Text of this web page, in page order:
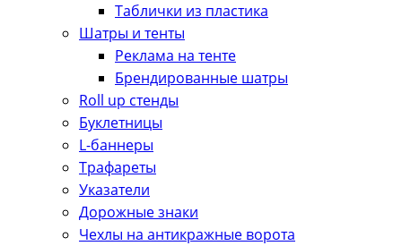
Таблички из пластика
Шатры и тенты
Реклама на тенте
Брендированные шатры
Roll up стенды
Буклетницы
L-баннеры
Трафареты
Указатели
Дорожные знаки
Чехлы на антикражные ворота